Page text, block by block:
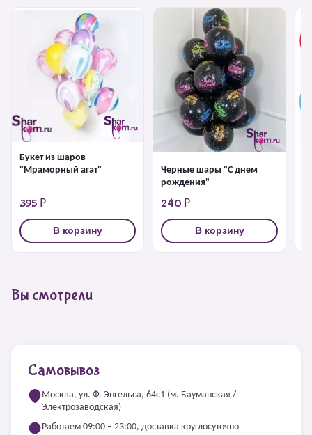
Букет из шаров
"Мраморный агат"
395 ₽
В корзину
Черные шары "С днем
рождения"
240 ₽
В корзину
Вы смотрели
Самовывоз
Москва, ул. Ф. Энгельса, 64с1 (м. Бауманская /
Электрозаводская)
Работаем 09:00 – 23:00, доставка круглосуточно